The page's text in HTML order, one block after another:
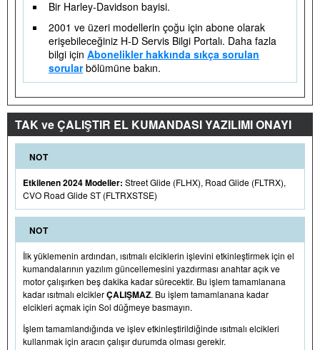
Bir Harley-Davidson bayisi.
2001 ve üzeri modellerin çoğu için abone olarak
erişebileceğiniz H-D Servis Bilgi Portalı. Daha fazla
bilgi için Abonelikler hakkında sıkça sorulan
sorularbölümüne bakın.
TAK ve ÇALIŞTIR EL KUMANDASI YAZILIMI ONAYI
NOT
Etkilenen 2024 Modeller: Street Glide (FLHX), Road Glide (FLTRX),
CVO Road Glide ST (FLTRXSTSE)
NOT
İlk yüklemenin ardından, ısıtmalı elciklerin işlevini etkinleştirmek için el
kumandalarının yazılım güncellemesini yazdırması anahtar açık ve
motor çalışırken beş dakika kadar sürecektir. Bu işlem tamamlanana
kadar ısıtmalı elciklerÇALIŞMAZ. Bu işlem tamamlanana kadar
elcikleri açmak için Sol düğmeye basmayın.
İşlem tamamlandığında ve işlev etkinleştirildiğinde ısıtmalı elcikleri
kullanmak için aracın çalışır durumda olması gerekir.